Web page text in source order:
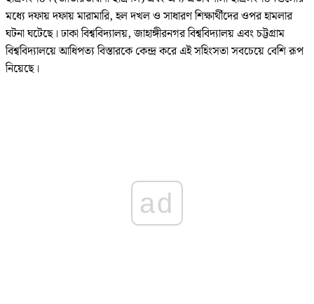
মধ্যে দফায় দফায় মারামারি, হল দখল ও সাধারণ শিক্ষার্থীদের ওপর হামলার
ঘটনা ঘটেছে। ঢাকা বিশ্ববিদ্যালয়, জাহাঙ্গীরনগর বিশ্ববিদ্যালয় এবং চট্টগ্রাম
বিশ্ববিদ্যালয়ে আধিপত্য বিস্তারকে কেন্দ্র করে এই সহিংসতা সবচেয়ে বেশি রূপ
নিয়েছে।
ad